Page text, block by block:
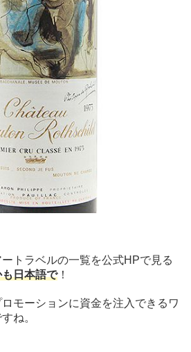
トラベルの一覧を公式HPで見る
日本語で！
モーションに資金を注入できるワ
ね。